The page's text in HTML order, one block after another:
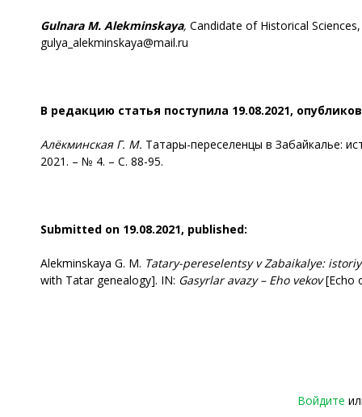
Gulnara M. Alekminskaya, Candidate of Historical
gulya_alekminskaya@mail.ru
В редакцию статья поступила 19.08.2021,
АлёкминскаяГ. М. Татары-переселенцы в Забайкалье:
2021. – № 4. – С. 88-95.
Submitted on 19.08.2021, published:
Alekminskaya G. M. Tatary-pereselentsy v Zabaikalye:
with Tatar genealogy]. IN: Gasyrlar avazy – Eho vekov[Echo
Войдите